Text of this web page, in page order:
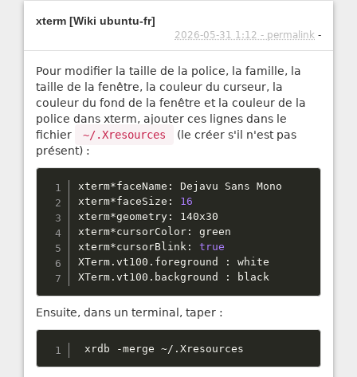
xterm [Wiki ubuntu-fr]
2026-05-31 1:12 - permalink -
Pour modifier la taille de la police, la famille, la
taille de la fenêtre, la couleur du curseur, la
couleur du fond de la fenêtre et la couleur de la
police dans xterm, ajouter ces lignes dans le
fichier
~/.Xresources
(le créer s'il n'est pas
présent) :
xterm*faceName :
Dejavu Sans Mono
xterm*faceSize :
16
xterm*geometry :
140x30
xterm*cursorColor :
green
xterm*cursorBlink :
true
XTerm .vt100 . foreground :
white
XTerm .vt100 . background : black
Ensuite, dans un terminal, taper :
xrdb -merge ~/ .Xresources